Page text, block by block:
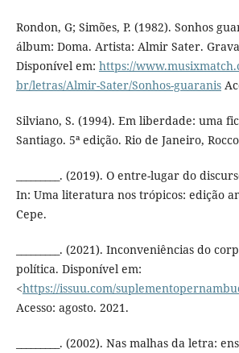
Rondon, G; Simões, P. (1982). Sonhos
álbum: Doma. Artista: Almir Sater.
Disponível em: https://
br/letras/Almir-Sater/Sonhos-guaranis
Silviano, S. (1994). Em liberdade: uma
Santiago. 5ª edição. Rio de Janeiro,
_________. (2019). O entre-lugar do
In: Uma literatura nos trópicos: edição
Cepe.
_________. (2021). Inconveniências do
política. Disponível em:
<https://issuu.com/
Acesso: agosto. 2021.
_________. (2002). Nas malhas da letra: